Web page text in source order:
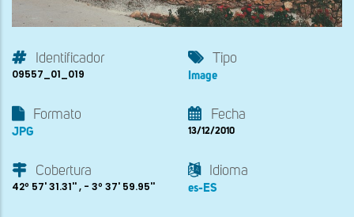
Identificador
09557_01_019
Tipo
Image
Formato
JPG
Fecha
13/12/2010
Cobertura
42º 57' 31.31'' , - 3º 37' 59.95''
Idioma
es-ES